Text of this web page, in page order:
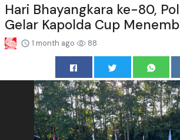
Hari Bhayangkara ke-80,
Gelar Kapolda Cup
1 month ago 88